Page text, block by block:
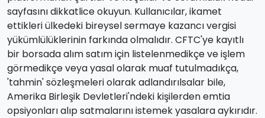
sayfasını dikkatlice okuyun. Kullanıcılar, ikamet
ettikleri ülkedeki bireysel sermaye kazancı vergisi
yükümlülüklerinin farkında olmalıdır. CFTC'ye kayıtlı
bir borsada alım satım için listelenmedikçe ve işlem
görmedikçe veya yasal olarak muaf tutulmadıkça,
'tahmin' sözleşmeleri olarak adlandırılsalar bile,
Amerika Birleşik Devletleri'ndeki kişilerden emtia
opsiyonları alıp satmalarını istemek yasalara aykırıdır.